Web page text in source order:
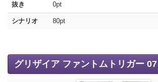
抜き 0pt
シナリオ 80pt
グリザイア ファントムトリガー 07